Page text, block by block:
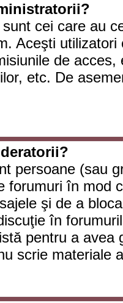
cei care au
Aceşti
de
etc. De
persoane (sau
forumuri în mod
şi de a
în
pentru a avea
scrie materiale